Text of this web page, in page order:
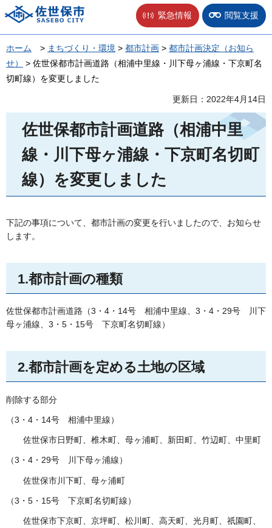
佐世保市 緊急情報 閲覧支援
ホーム > まちづくり・環境 > 都市計画 > 都市計画決定（お知ら
せ）
> 佐世保都市計画道路（相浦中里線・川下母ヶ浦線・下京町名
切町線）を変更しました
更新日：2022年4月14日
佐世保都市計画道路（相浦中里
線・川下母ヶ浦線・下京町名切町
線）を変更しました
下記の事項について、都市計画の変更を行いましたので、お知らせ
します。
1.都市計画の種類
佐世保都市計画道路（3・4・14号 相浦中里線、3・4・29号 川 下
母ヶ浦線、3・5・15号
下京町名切町線）
2.都市計画を定める土地の区域
削除する部分
（3・4・14号 相浦中里線）
佐世保市日野町、椎木町、母ヶ浦町、新田町、竹辺町、中里町
（3・4・29号 川 下母ヶ浦線）
佐世保市川下町、母ヶ浦町
（3・5・15号 下京町名切町線）
佐世保市下京町、京坪町、松川町、高天町、光月町、祇園町、